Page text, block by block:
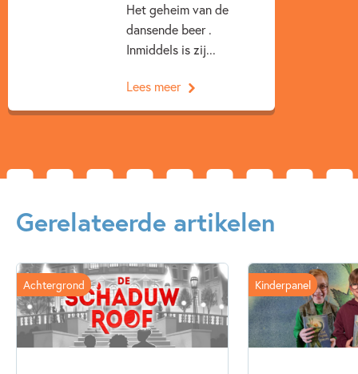
Het geheim van de
dansende beer .
Inmiddels is zij...
Lees meer
Gerelateerde artikelen
Achtergrond Kinderpanel